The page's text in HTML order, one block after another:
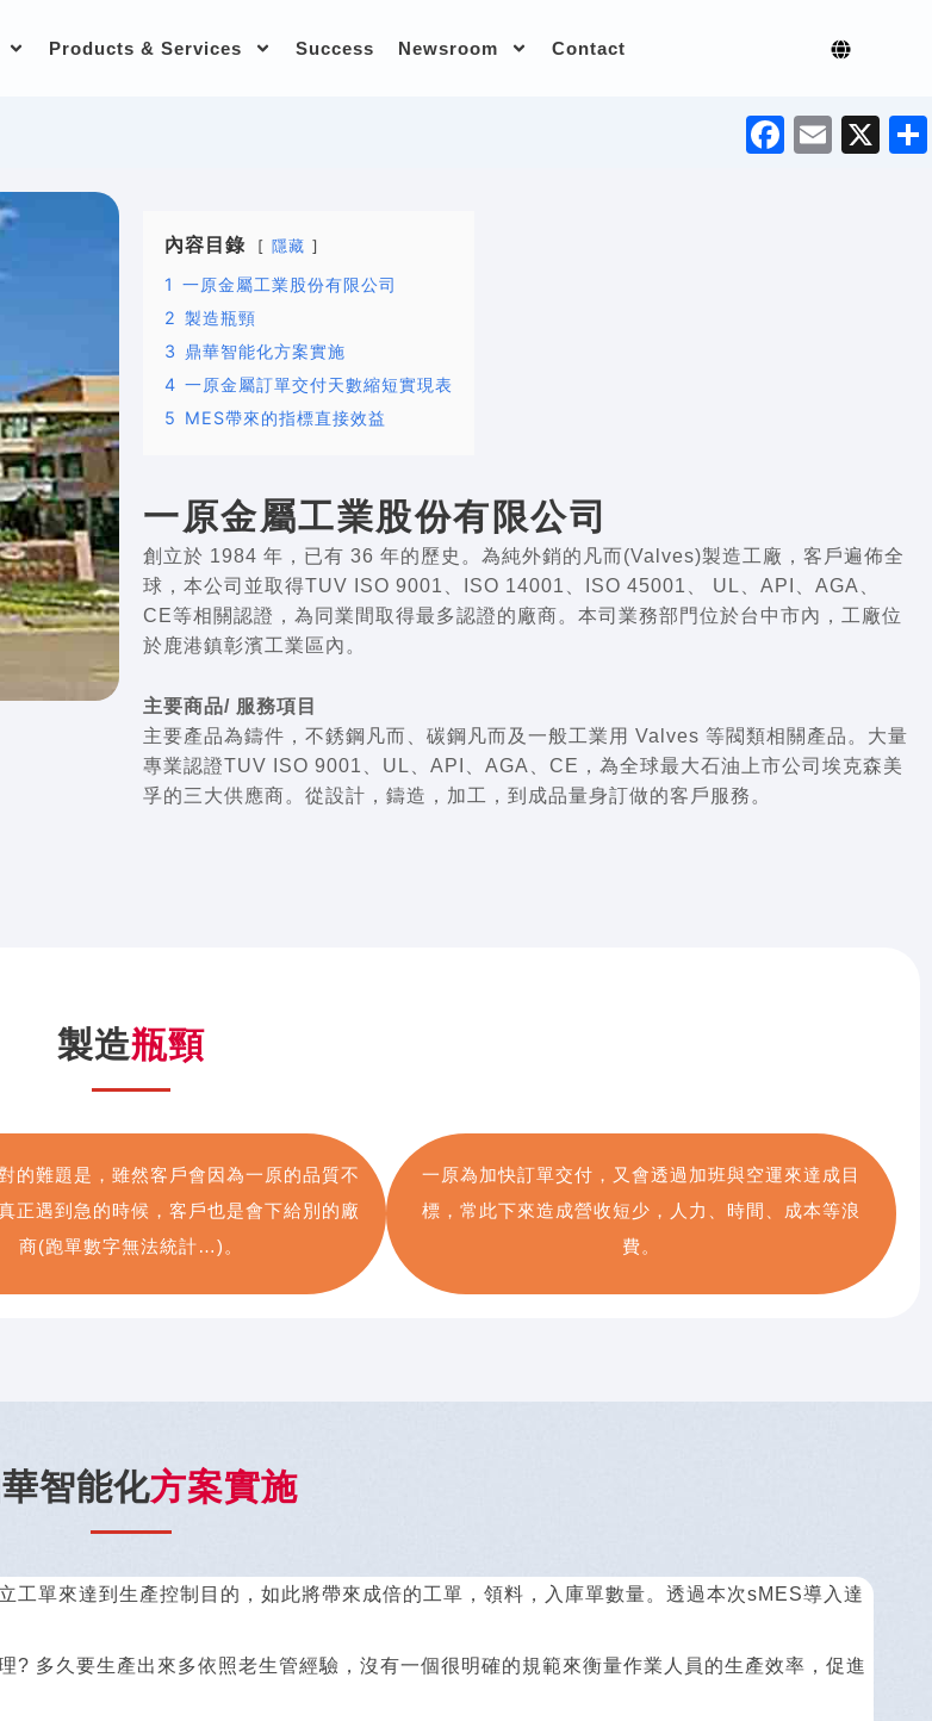
Products & Services Success Newsroom Contact
F
E
X
內容目錄 隱藏
1 一原金屬工業股份有限公司
2 製造瓶頸
3 鼎華智能化方案實施
4 一原金屬訂單交付天數縮短實現表
5 MES帶來的指標直接效益
一原金屬工業股份有限公司
創立於 1984 年，已有 36 年的歷史。為純外銷的凡而(Valves)製造工廠，客戶遍佈全
球，本公司並取得TUV ISO 9001、ISO 14001、ISO 45001、 UL、API、AGA、
CE等相關認證，為同業間取得最多認證的廠商。本司業務部門位於台中市內，工廠位
於鹿港鎮彰濱工業區內。
主要商品/ 服務項目
主要產品為鑄件，不銹鋼凡而、碳鋼凡而及一般工業用 Valves 等閥類相關產品。大量
專業認證TUV ISO 9001、UL、API、AGA、CE，為全球最大石油上市公司埃克森美
孚的三大供應商。從設計，鑄造，加工，到成品量身訂做的客戶服務。
製造瓶頸
的難題是，雖然客戶會因為一原的品質不
正遇到急的時候，客戶也是會下給別的廠
商(跑單數字無法統計…)。
一原為加快訂單交付，又會透過加班與空運來達成目
標，常此下來造成營收短少，人力、時間、成本等浪
費。
智能化方案實施
工單來達到生產控制目的，如此將帶來成倍的工單，領料，入庫單數量。透過本次sMES導入達
? 多久要生產出來多依照老生管經驗，沒有一個很明確的規範來衡量作業人員的生產效率，促進